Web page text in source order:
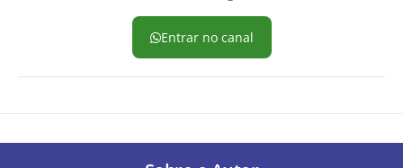
Entrar no canal